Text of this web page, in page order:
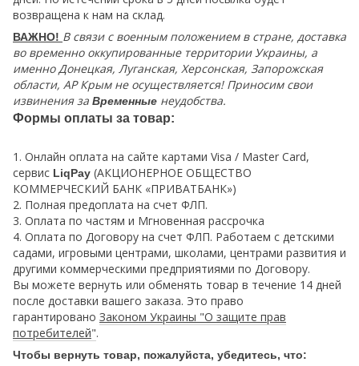
возвращена к нам на склад.
ВАЖНО! В связи с военным положением в стране, доставка
во временно оккупированные территории Украины, а
именно Донецкая, Луганская, Херсонская, Запорожская
области, АР Крым не осуществляется! Приносим свои
извинения за Временные неудобства.
Формы оплаты за товар:
1. Онлайн оплата на сайте картами Visa / Master Card,
сервис LiqPay (АКЦИОНЕРНОЕ ОБЩЕСТВО
КОММЕРЧЕСКИЙ БАНК «ПРИВАТБАНК»)
2. Полная предоплата на счет ФЛП.
3. Оплата по частям и Мгновенная рассрочка
4. Оплата по Договору на счет ФЛП. Работаем с детскими
садами, игровыми центрами, школами, центрами развития и
другими коммерческими предприятиями по Договору.
Вы можете вернуть или обменять товар в течение 14 дней
после доставки вашего заказа. Это право
гарантировано Законом Украины "О защите прав
потребителей".
Чтобы вернуть товар, пожалуйста, убедитесь, что: